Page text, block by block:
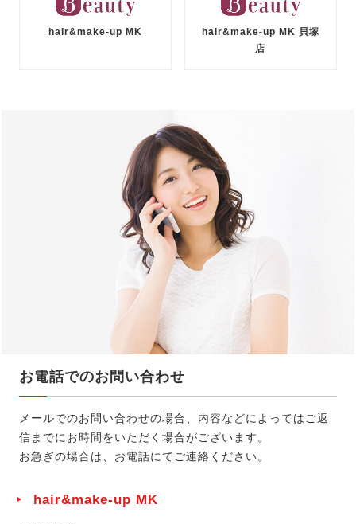
HOME
NEWS
STAFF BLOG
CONCEPT
STAFF
MENU
RECRUIT
CATALOG
hair&make-up MK
hair&make-up MK 貝塚
店
お電話でのお問い合わせ
メールでのお問い合わせの場合、内容などによってはご返
信までにお時間をいただく場合がございます。
お急ぎの場合は、お電話にてご連絡ください。
hair&make-up MK